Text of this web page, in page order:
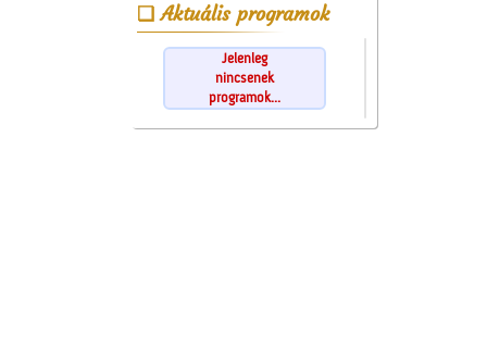
Aktuális programok
Jelenleg
nincsenek
programok...